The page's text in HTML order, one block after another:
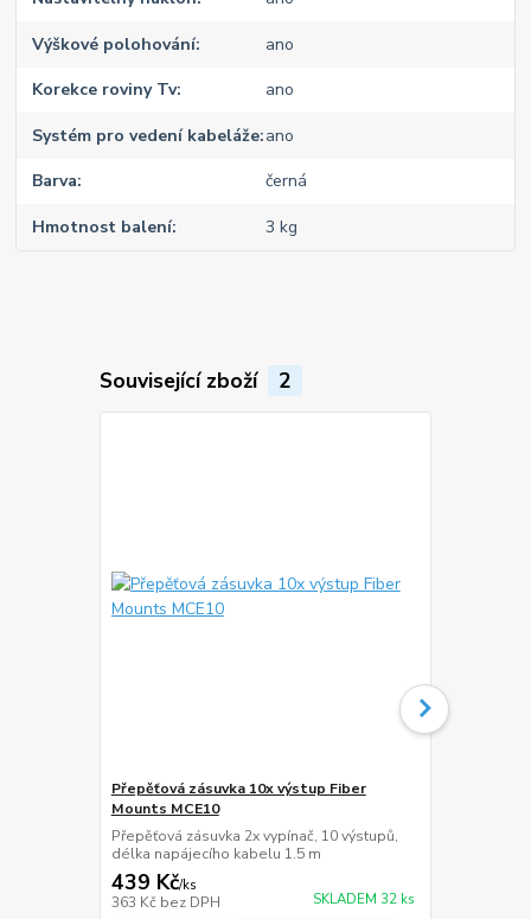
Výškové polohování ano
Korekce roviny Tv ano
Systém pro vedení kabeláže ano
Barva černá
Hmotnost balení 3 kg
Související zboží 2
Přepěťová zásuvka 10x výstup Fiber
Mounts MCE10
Přepěťová zásuvka 2x vypínač, 10 výstupů,
délka napájecího kabelu 1.5 m
439 Kč/ks
363 Kč bez DPH SKLADEM 32 ks